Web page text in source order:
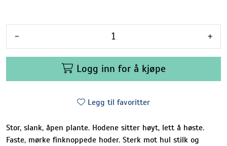
- +
Logg inn for å kjøpe
Legg til favoritter
Stor, slank, åpen plante. Hodene sitter høyt, lett å høste.
Faste, mørke finknoppede hoder. Sterk mot hul stilk og